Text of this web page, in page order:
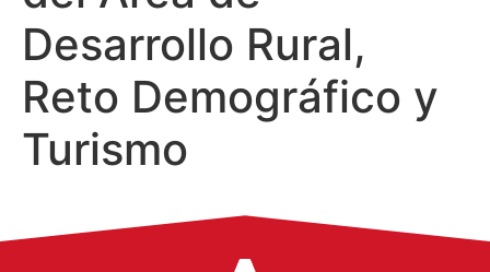
Desarrollo Rural,
Reto Demográfico y
Turismo